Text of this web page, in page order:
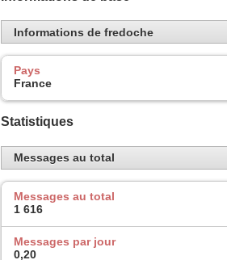
Informations de fredoche
Pays
France
Statistiques
Messages au total
Messages au total
1 616
Messages par jour
0,20